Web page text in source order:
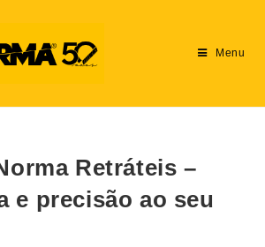
Menu
Retráteis –
e precisão ao seu